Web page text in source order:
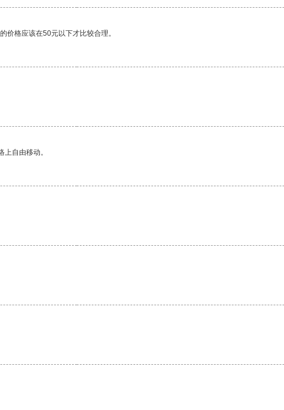
价格应该在50元以下才比较合理。
自由移动。